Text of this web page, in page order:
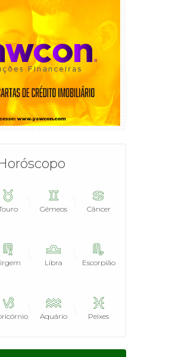
Gêmeos Câncer
Libra Escorpião
Aquário Peixes